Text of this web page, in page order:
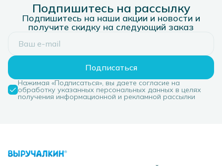
Подпишитесь на рассылку
Подпишитесь на наши акции и новости и
получите скидку на следующий заказ
Подписаться
Нажимая «Подписаться», вы даете согласие на
обработку указанных персональных данных в целях
получения информационной и рекламной рассылки